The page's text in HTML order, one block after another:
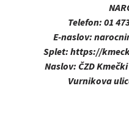
Telefon:01
E-naslov:
Splet:https://
Naslov: ČZD
Vurnikova